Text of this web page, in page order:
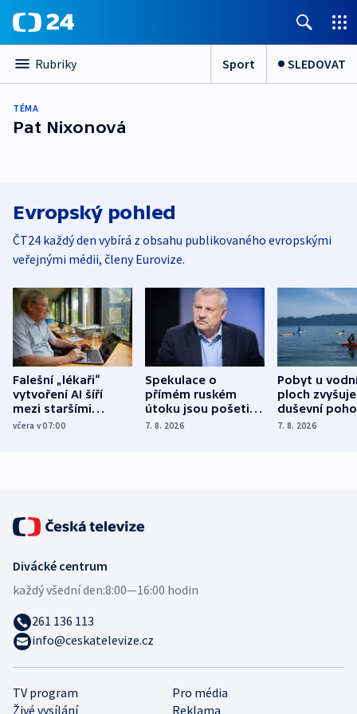
Rubriky Sport SLEDOVAT
TÉMA
Pat Nixonová
Evropský pohled
ČT24 každý den vybírá z obsahu publikovaného evropskými
veřejnými médii, členy Eurovize.
Falešní „lékaři“
vytvoření AI šíří
mezi staršími
Poláky nebezpečné
včera v 07:00
Spekulace o
přímém ruském
útoku jsou pošetilé,
míní estonský
7. 8. 2026
Pobyt u
ploch zvyšuje
duševní
ukázala
7. 8. 2026
TV program
Pro média
Živé vysílání
Reklama
Divácké centrum
každý všední den:8:00—16:00 hodin
261 136 113
info@ceskatelevize.cz